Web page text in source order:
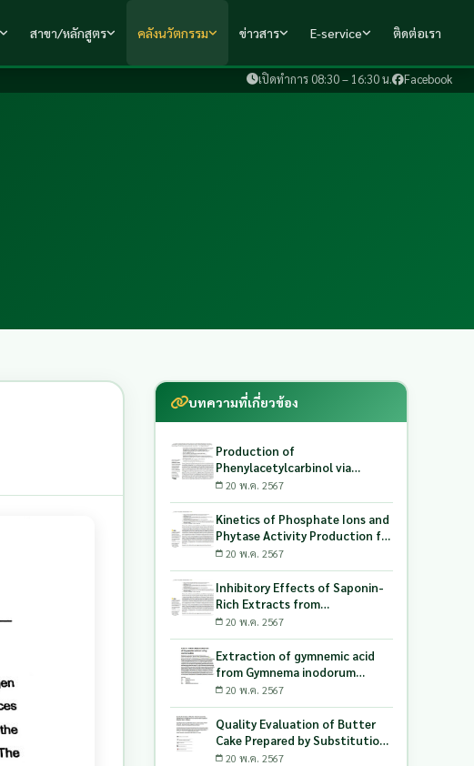
เปิดทำการ 08:30 – 16:30 น. Facebook
สาขา/หลักสูตร คลังนวัตกรรม ข่าวสาร E-service ติดต่อเรา
บทความที่เกี่ยวข้อง
Production of
Phenylacetylcarbinol via
Biotransformation Using the
Co-Culture of Candida
tropicalis TISTR 5306 and
Saccharomyces cerevisiae
TISTR 5606 as the Biocatalyst
20 พ.ค. 2567
Kinetics of Phosphate Ions and
Phytase Activity Production for
Lactic Acid-Producing Bacteria
Utilizing Milling and Whitening
Stages Rice Bran as Biopolymer
Substrates
20 พ.ค. 2567
Inhibitory Effects of Saponin-
Rich Extracts from
Pouteriacambodiana against
Digestive Enzymes a-
Glucosidase and Pancreatic
Lipase
20 พ.ค. 2567
Extraction of gymnemic acid
from Gymnema inodorum
(Lour.) Decne. leaves and
production of dry powder
extract using maltodextrin
20 พ.ค. 2567
Quality Evaluation of Butter
Cake Prepared by Substitution
of Wheat Flour with Green
20 พ.ค. 2567